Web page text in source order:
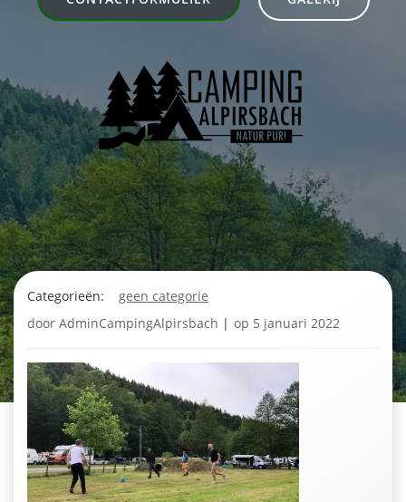
Categorieën:
geen categorie
door AdminCampingAlpirsbach | op 5 januari 2022